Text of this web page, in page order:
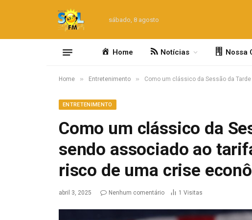
sábado, 8 agosto
Home Notícias Nossa
Home » Entretenimento » Como um clássico da Sessão da
ENTRETENIMENTO
Como um clássico da
sendo associado ao
risco de uma crise
abril 3, 2025 Nenhum comentário 1 Visitas